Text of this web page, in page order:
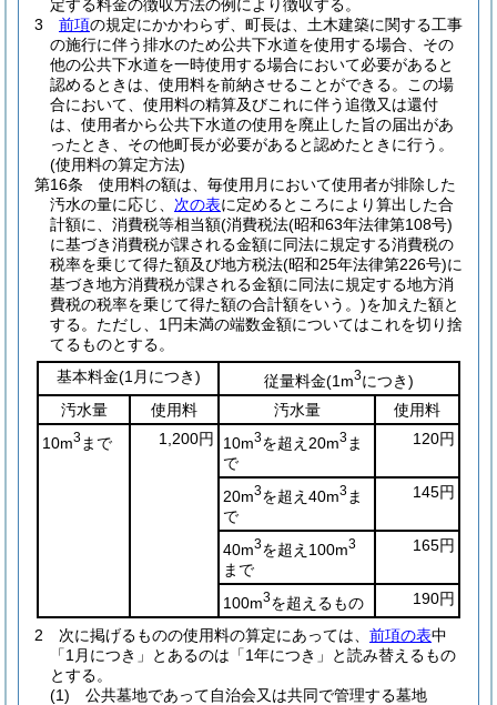
定する料金の徴収方法の例により徴収する。
3
前項の規定にかかわらず、町長は、土木建築に関する工事
の施行に伴う排水のため公共下水道を使用する場合、その
他の公共下水道を一時使用する場合において必要があると
認めるときは、使用料を前納させることができる。
この場
合において、使用料の精算及びこれに伴う追徴又は還付
は、使用者から公共下水道の使用を廃止した旨の届出があ
ったとき、その他町長が必要があると認めたときに行う。
(使用料の算定方法)
第16条
使用料の額は、毎使用月において使用者が排除した
汚水の量に応じ、 次の表に定めるところにより算出した合
計額に、消費税等相当額(消費税法(昭和63年法律第108号)
に基づき消費税が課される金額に同法に規定する消費税の
税率を乗じて得た額及び地方税法(昭和25年法律第226号)に
基づき地方消費税が課される金額に同法に規定する地方消
費税の税率を乗じて得た額の合計額をいう。)を加えた額と
する。 ただし、1円未満の端数金額についてはこれを切り捨
てるものとする。
基本料金(1月につき) 従量料金(1m3につき)
汚水量
使用料 汚水量
使用料
10m3 まで 1,200円 10m3を超え20m3 ま
で
120円
20m3を超え40m3 ま
で
145円
40m3を超え100m3
まで
165円
100m3を超えるもの 190円
2 次に掲げるものの使用料の算定にあっては、 前項の表中
「1月につき」とあるのは「1年につき」と読み替えるもの
とする。
(1)
公共墓地であって自治会又は共同で管理する墓地